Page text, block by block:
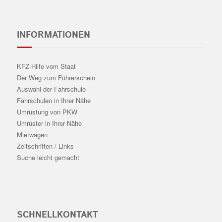
INFORMATIONEN
KFZ-Hilfe vom Staat
Der Weg zum Führerschein
Auswahl der Fahrschule
Fahrschulen in Ihrer Nähe
Umrüstung von PKW
Umrüster in Ihrer Nähe
Mietwagen
Zeitschriften / Links
Suche leicht gemacht
SCHNELLKONTAKT